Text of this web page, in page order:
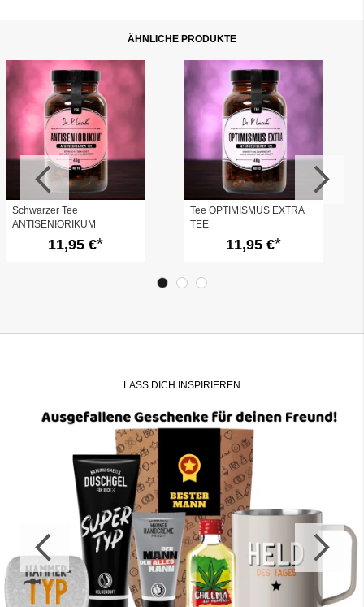
ÄHNLICHE PRODUKTE
Schwarzer Tee
ANTISENIORIKUM
11,95 €
Tee OPTIMISMUS EXTRA
TEE
11,95 €
LASS DICH INSPIRIEREN